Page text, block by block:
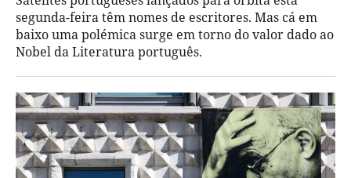
segunda-feira têm nomes de escritores. Mas cá em
baixo uma polémica surge em torno do valor dado ao
Nobel da Literatura português.